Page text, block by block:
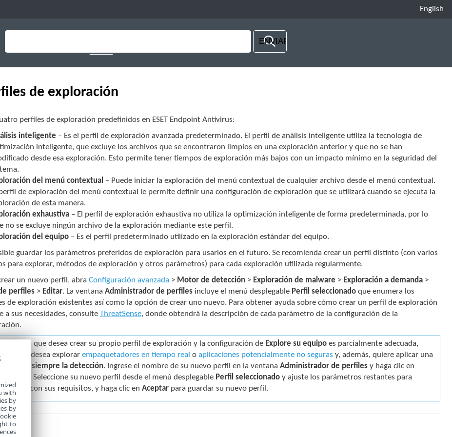
English
de exploración
perfiles de exploración predefinidos en ESET Endpoint Antivirus:
inteligente – Es el perfil de exploración avanzada predeterminado. El perfil de análisis inteligente utiliza la tecnología de
inteligente, que excluye los archivos que se encontraron limpios en una exploración anterior y que no se han
desde esa exploración. Esto permite tener tiempos de exploración más bajos con un impacto mínimo en la seguridad del
del menú contextual – Puede iniciar la exploración del menú contextual de cualquier archivo desde el menú contextual.
de exploración del menú contextual le permite definir una configuración de exploración que se utilizará cuando se ejecuta la
de esta manera.
exhaustiva– El perfil de exploración exhaustiva no utiliza la optimización inteligente de forma predeterminada, por lo
no se excluye ningún archivo de la exploración mediante este perfil.
del equipo– Es el perfil predeterminado utilizado en la exploración estándar del equipo.
guardar los parámetros preferidos de exploración para usarlos en el futuro. Se recomienda crear un perfil distinto (con varios
para explorar, métodos de exploración y otros parámetros) para cada exploración utilizada regularmente.
un nuevo perfil, abraConfiguración avanzada > Motor de detección > Exploración de malware > Exploración a demanda >
perfiles > Editar. La ventanaAdministrador de perfiles incluye el menú desplegable Perfil seleccionado que enumera los
de exploración existentes así como la opción de crear uno nuevo. Para obtener ayuda sobre cómo crear un perfil de exploración
a sus necesidades, consulteThreatSense, donde obtendrá la descripción de cada parámetro de la configuración de la
Suponga que desea crear su propio perfil de exploración y la configuración de Explore su equipo es parcialmente adecuada,
pero no desea explorarempaquetadores en tiempo real oaplicaciones potencialmente no seguras y, además, quiere aplicar una
Reparar siempre la detección. Ingrese el nombre de su nuevo perfil en la ventanaAdministrador de perfiles y haga clic en
. Seleccione su nuevo perfil desde el menú desplegable Perfil seleccionado y ajuste los parámetros restantes para
cumplir con sus requisitos, y haga clic enAceptar para guardar su nuevo perfil.
with
by
by
to